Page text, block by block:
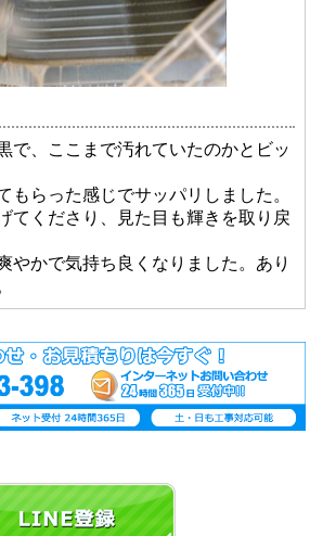
で、ここまで汚れていたのかとビッ
もらった感じでサッパリしました。
てくださり、見た目も輝きを取り戻
やかで気持ち良くなりました。あり